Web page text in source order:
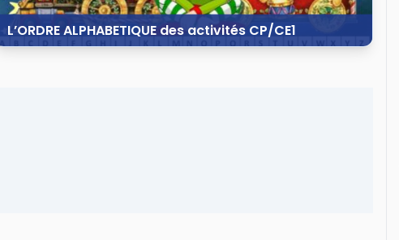
L’ORDRE ALPHABETIQUE des activités CP/CE1